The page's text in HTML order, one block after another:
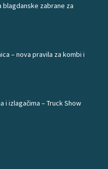
blagdanske zabrane za
– nova pravila za kombi i
i izlagačima – Truck Show